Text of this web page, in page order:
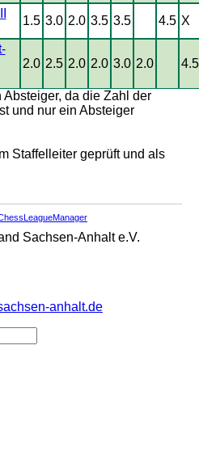
1.5 3.0 2.0 3.5 3.5 4.5 X
2.0 2.5 2.0 2.0 3.0 2.0 4.5
da die Zahl der
und nur ein Absteiger
Staffelleiter geprüft und als
Sachsen-Anhalt e.V.
anhalt.de